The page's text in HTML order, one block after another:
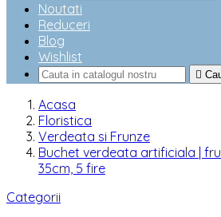
Noutati
Reduceri
Blog
Wishlist

Acasa
Floristica
Verdeata si Frunze
Buchet verdeata artificiala |
35cm, 5 fire
Categorii